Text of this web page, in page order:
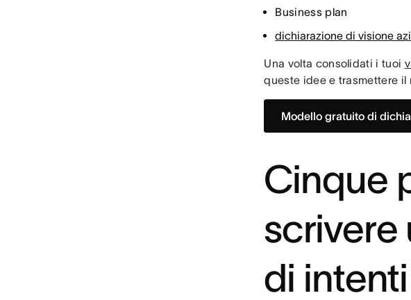
Business plan
dichiarazione di visione
Una volta consolidati i tuoi
queste idee e trasmettere
Modello gratuito di
Cinque
scrivere
di intenti